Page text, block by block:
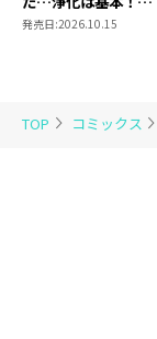
TOP コミックス
@COMIC 第7巻
発売日:2026.10.15